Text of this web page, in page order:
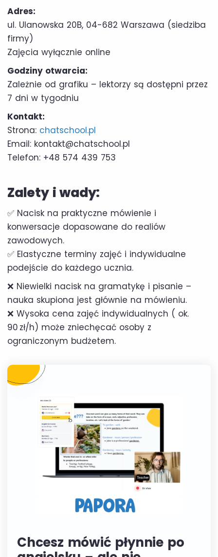
Adres:
ul. Ulanowska 20B, 04-682 Warszawa (siedziba
firmy)
Zajęcia wyłącznie online
Godziny otwarcia:
Zależnie od grafiku – lektorzy są dostępni przez
7 dni w tygodniu
Kontakt:
Strona: chatschool.pl
Email: kontakt@chatschool.pl
Telefon: +48 574 439 753
Zalety i wady:
✅ Nacisk na praktyczne mówienie i
konwersacje dopasowane do realiów
zawodowych.
✅ Elastyczne terminy zajęć i indywidualne
podejście do każdego ucznia.
❌ Niewielki nacisk na gramatykę i pisanie –
nauka skupiona jest głównie na mówieniu.
❌ Wysoka cena zajęć indywidualnych ( ok.
90 zł/h) może zniechęcać osoby z
ograniczonym budżetem.
Chcesz mówić płynnie po